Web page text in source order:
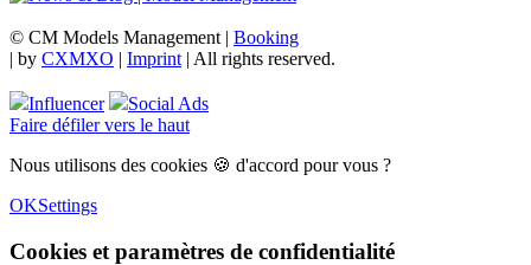
© CM Models Management | Booking
| by CXMXO | Imprint | All rights reserved.
Influencer
Social Ads
Faire défiler vers le haut
Nous utilisons des cookies 🍪 d'accord pour vous ?
OKSettings
Cookies et paramètres de confidentialité